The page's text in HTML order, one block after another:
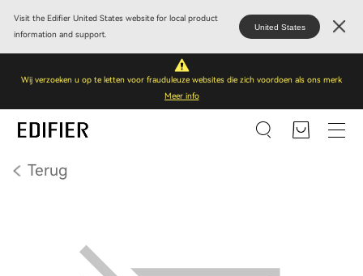
Visit the Edifier United States website for local product
information and support.
United States
Wij verzoeken u op te letten voor frauduleuze websites die zich voordoen als ons merk
Meer info
Terug